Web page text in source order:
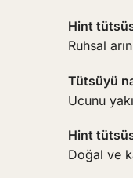
Hint
Ruhsal
Tütsüyü
Ucunu
Hint
Doğal ve